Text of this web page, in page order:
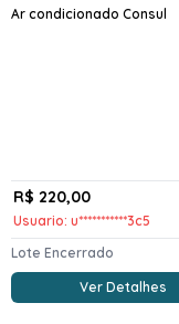
Ar condicionado Consul
R$ 220,00
Usuario: u***********3c5
Lote Encerrado
Ver Detalhes